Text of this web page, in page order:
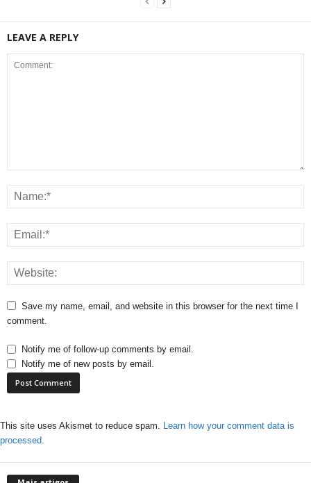
LEAVE A REPLY
Save my name, email, and website in this browser for the next time I
comment.
Notify me of follow-up comments by email.
Notify me of new posts by email.
This site uses Akismet to reduce spam. Learn how your comment data is
processed.